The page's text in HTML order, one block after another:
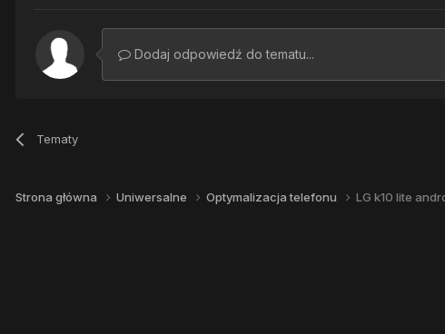
Dodaj odpowiedź do tematu...
Tematy
Strona główna Uniwersalne Optymalizacja telefonu LG k10 lite